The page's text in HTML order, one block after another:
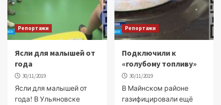
Репортажи
Ясли для малышей от
года
30/11/2019
Ясли для малышей от
года! В Ульяновске
Репортажи
Подключили к
«голубому топливу»
30/11/2019
В Майнском районе
газифицировали ещё